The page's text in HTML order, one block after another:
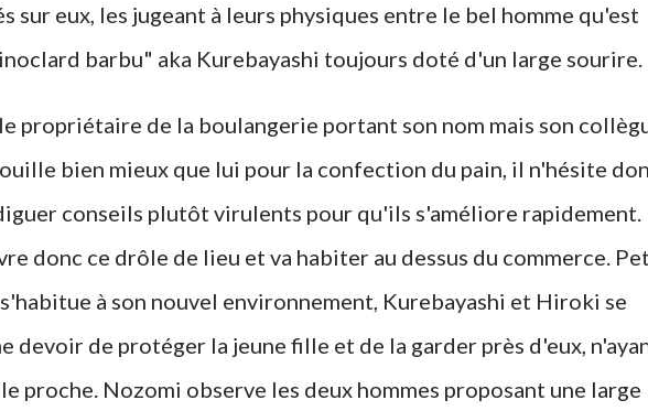
sur eux, les jugeant à leurs physiques entre le bel homme qu'est
barbu" aka Kurebayashi toujours doté d'un large sourire.
propriétaire de la boulangerie portant son nom mais son
bien mieux que lui pour la confection du pain, il n'hésite
conseils plutôt virulents pour qu'ils s'améliore rapidement.
donc ce drôle de lieu et va habiter au dessus du commerce.
à son nouvel environnement, Kurebayashi et Hiroki se
devoir de protéger la jeune fille et de la garder près d'eux,
proche. Nozomi observe les deux hommes proposant une large